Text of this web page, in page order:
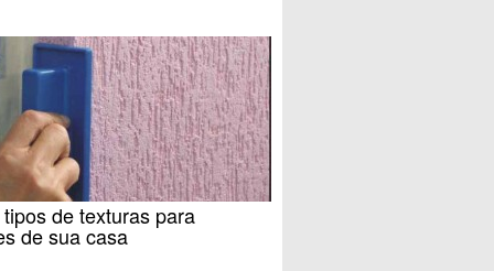
de texturas para
de sua casa